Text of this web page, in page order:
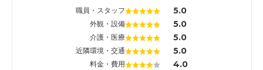
職員・スタッフ 5.0
外観・設備 5.0
介護・医療 5.0
近隣環境・交通 5.0
料金・費用 4.0